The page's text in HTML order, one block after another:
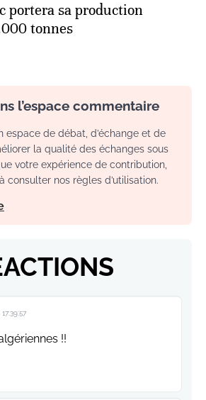
portera sa production
tonnes
l’espace commentaire
espace de débat, d’échange et de
la qualité des échanges sous
votre expérience de contribution,
consulter nos règles d’utilisation.
!!